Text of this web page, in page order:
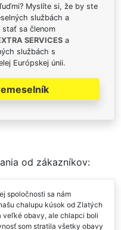
Myslíte si, že by ste
službách a
stať sa členom
SERVICES a
službách s
Európskej únii.
od zákazníkov:
spoločnosti sa nám
chalupu kúsok od Zlatých
veľké obavy, ale chlapci boli
som stratila všetky obavy